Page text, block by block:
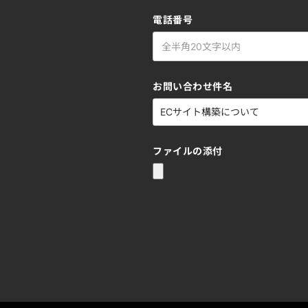
電話番号
お問い合わせ件名
ファイルの添付